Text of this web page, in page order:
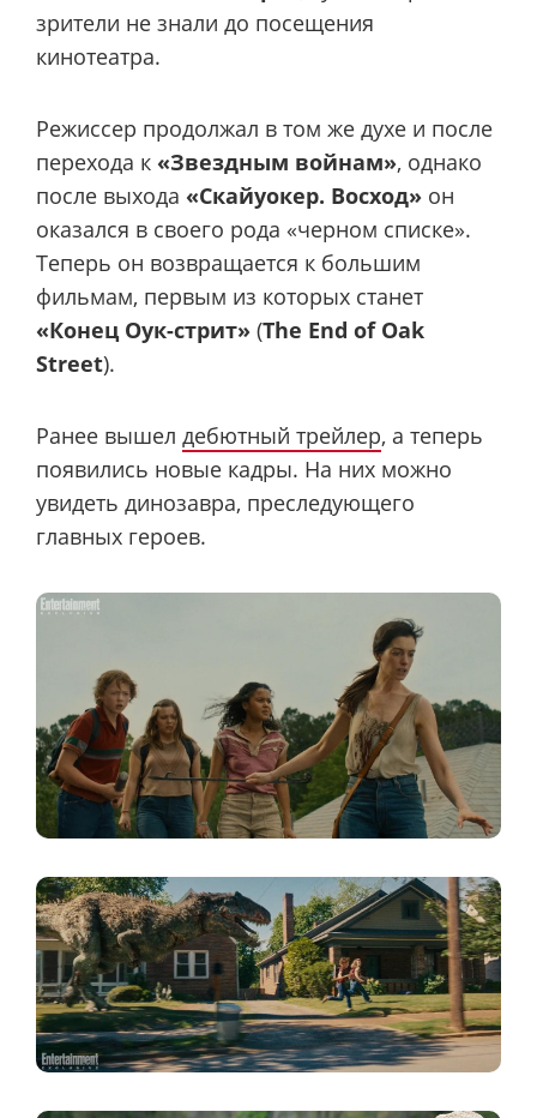
зрители не знали до посещения
кинотеатра.
Режиссер продолжал в том же духе и после
перехода к «Звездным войнам», однако
после выхода «Скайуокер. Восход» он
оказался в своего рода «черном списке».
Теперь он возвращается к большим
фильмам, первым из которых станет
«Конец Оук-стрит» (The End of Oak
Street).
Ранее вышел дебютный трейлер, а теперь
появились новые кадры. На них можно
увидеть динозавра, преследующего
главных героев.